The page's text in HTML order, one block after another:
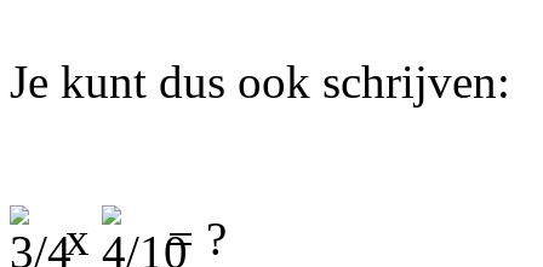
Je kunt dus ook schrijven:
x = ?